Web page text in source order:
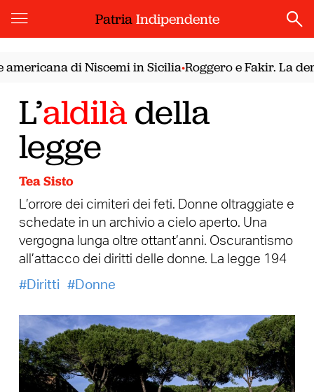
PatriaIndipendente
di Niscemi in Sicilia•Roggero e Fakir. La
L’aldilàdella
legge
Tea Sisto
L’orrore dei cimiteri dei feti. Donne oltraggiate e
schedate in un archivio a cielo aperto. Una
vergogna lunga oltre ottant’anni. Oscurantismo
all’attacco dei diritti delle donne. La legge 194
Diritti
Donne